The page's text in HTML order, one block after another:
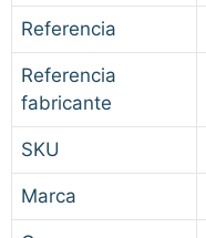
Referencia
Referencia
fabricante
SKU
Marca